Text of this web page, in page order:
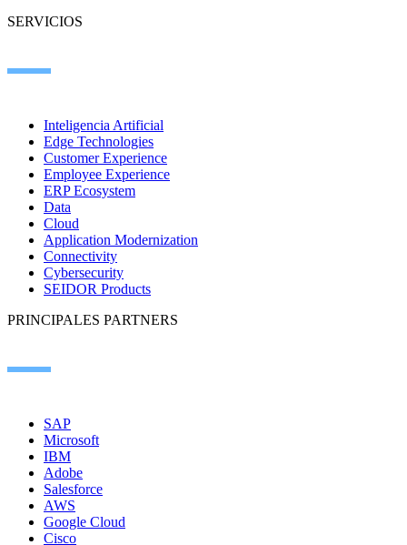
SERVICIOS
Inteligencia Artificial
Edge Technologies
Customer Experience
Employee Experience
ERP Ecosystem
Data
Cloud
Application Modernization
Connectivity
Cybersecurity
SEIDOR Products
PRINCIPALES PARTNERS
SAP
Microsoft
IBM
Adobe
Salesforce
AWS
Google Cloud
Cisco